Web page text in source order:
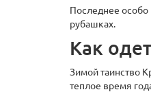
Последнее особо
рубашках.
Как
Зимой таинство
теплое время